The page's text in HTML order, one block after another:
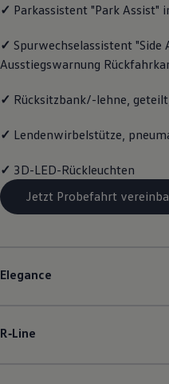
Handy und
Über Ihr Auto
Warn- und
Digitale
Live
Lifestyle
Familie
✓ Parkassistent "Park Assist"
✓ Spurwechselassistent "Side
Ausstiegswarnung
✓ Rücksitzbank/-lehne,
✓ Lendenwirbelstütze,
✓ 3D-LED-Rückleuchten
Jetzt Probefahrt
Elegance
R‑Line